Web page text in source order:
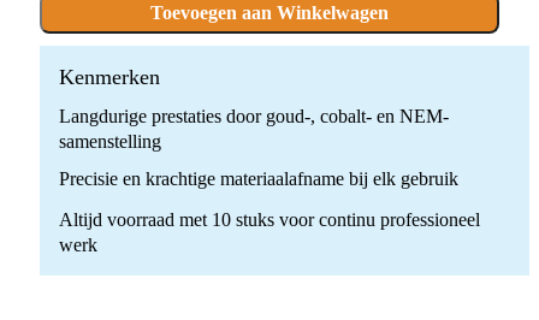
stuks
quantity
Toevoegen aan Winkelwagen
Kenmerken
Langdurige prestaties door goud-, cobalt- en NEM-
samenstelling
Precisie en krachtige materiaalafname bij elk gebruik
Altijd voorraad met 10 stuks voor continu professioneel
werk